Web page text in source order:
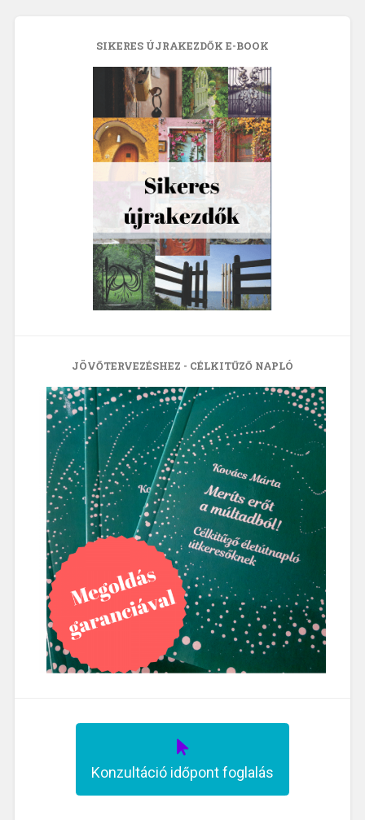
SIKERES ÚJRAKEZDŐK E-BOOK
JÖVŐTERVEZÉSHEZ - CÉLKITŰZŐ NAPLÓ
Konzultáció időpont foglalás